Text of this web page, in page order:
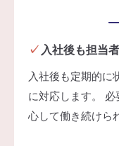
入社後も担当
入社後も定期的に
に対応します。
心して働き続けら